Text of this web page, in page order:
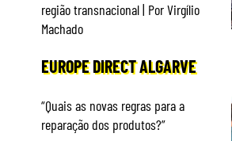
região transnacional | Por Virgílio
Machado
EUROPE DIRECT ALGARVE
“Quais as novas regras para a
reparação dos produtos?”